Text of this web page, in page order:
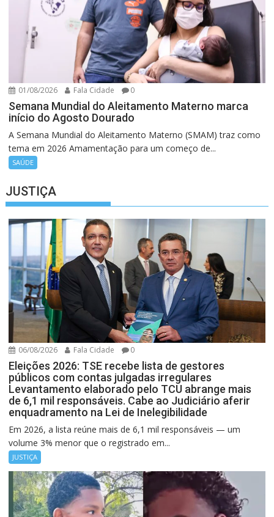
01/08/2026 Fala Cidade 0
Semana Mundial do Aleitamento Materno marca
início do Agosto Dourado
A Semana Mundial do Aleitamento Materno (SMAM) traz como
tema em 2026 Amamentação para um começo de...
SAÚDE
JUSTIÇA
06/08/2026 Fala Cidade 0
Eleições 2026: TSE recebe lista de gestores
públicos com contas julgadas irregulares
Levantamento elaborado pelo TCU abrange mais
de 6,1 mil responsáveis. Cabe ao Judiciário aferir
enquadramento na Lei de Inelegibilidade
Em 2026, a lista reúne mais de 6,1 mil responsáveis — um
volume 3% menor que o registrado em...
JUSTIÇA